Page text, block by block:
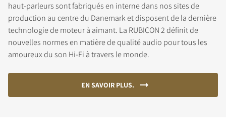
haut-parleurs sont fabriqués en interne dans nos sites de
production au centre du Danemark et disposent de la dernière
technologie de moteur à aimant. La RUBICON 2 définit de
nouvelles normes en matière de qualité audio pour tous les
amoureux du son Hi-Fi à travers le monde.
EN SAVOIR PLUS.